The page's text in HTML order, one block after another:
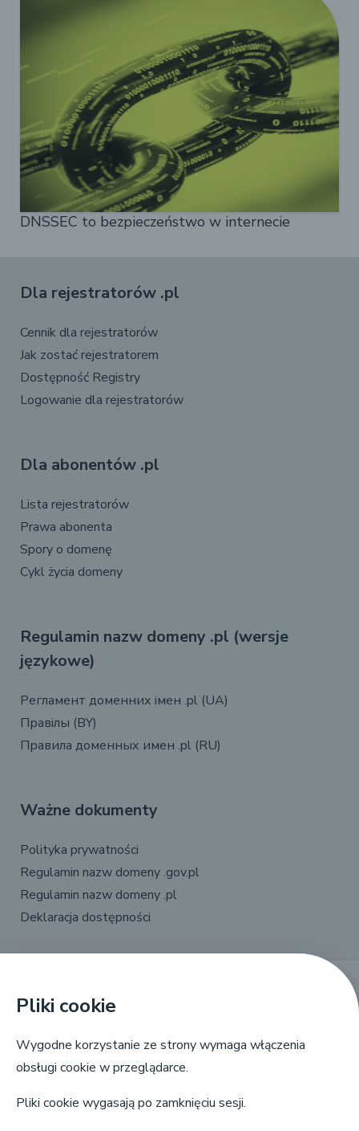
Pliki cookie
Wygodne korzystanie ze strony wymaga włączenia
obsługi cookie w przeglądarce.
Pliki cookie wygasają po zamknięciu sesji.
DNSSEC to bezpieczeństwo w internecie
Dla rejestratorów .pl
Cennik dla rejestratorów
Jak zostać rejestratorem
Dostępność Registry
Logowanie dla rejestratorów
Dla abonentów .pl
Lista rejestratorów
Prawa abonenta
Spory o domenę
Cykl życia domeny
Regulamin nazw domeny .pl (wersje
językowe)
Регламент доменних імен .pl (UA)
Правілы (BY)
Правила доменных имен .pl (RU)
Ważne dokumenty
Polityka prywatności
Regulamin nazw domeny .gov.pl
Regulamin nazw domeny .pl
Deklaracja dostępności